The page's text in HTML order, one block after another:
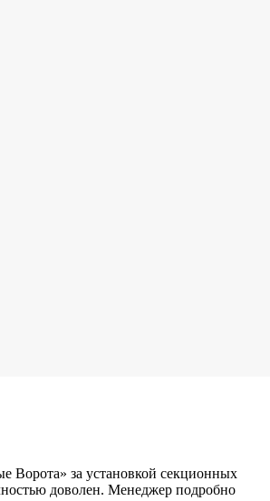
Ворота» за установкой секционных
доволен. Менеджер подробно